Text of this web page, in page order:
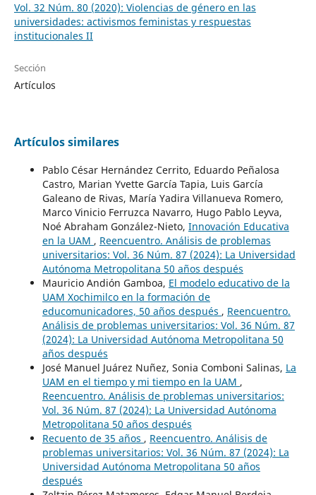
Vol. 32 Núm. 80 (2020): Violencias de género en las
universidades: activismos feministas y respuestas
institucionales II
Sección
Artículos
Artículos similares
Pablo César Hernández Cerrito, Eduardo Peñalosa
Castro, Marian Yvette García Tapia, Luis García
Galeano de Rivas, María Yadira Villanueva Romero,
Marco Vinicio Ferruzca Navarro, Hugo Pablo Leyva,
Noé Abraham González-Nieto, Innovación Educativa
en la UAM , Reencuentro. Análisis de problemas
universitarios: Vol. 36 Núm. 87 (2024): La Universidad
Autónoma Metropolitana 50 años después
Mauricio Andión Gamboa, El modelo educativo de la
UAM Xochimilco en la formación de
educomunicadores, 50 años después , Reencuentro.
Análisis de problemas universitarios: Vol. 36 Núm. 87
(2024): La Universidad Autónoma Metropolitana 50
años después
José Manuel Juárez Nuñez, Sonia Comboni Salinas, La
UAM en el tiempo y mi tiempo en la UAM ,
Reencuentro. Análisis de problemas universitarios:
Vol. 36 Núm. 87 (2024): La Universidad Autónoma
Metropolitana 50 años después
Recuento de 35 años , Reencuentro. Análisis de
problemas universitarios: Vol. 36 Núm. 87 (2024): La
Universidad Autónoma Metropolitana 50 años
después